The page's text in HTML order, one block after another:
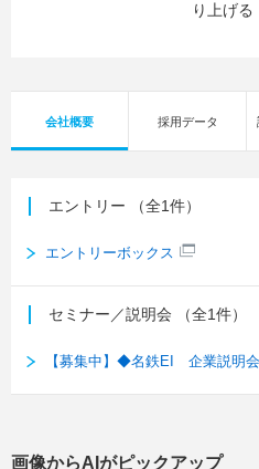
り上げる
会社概要 採用データ
エントリー （全1件）
エントリーボックス
セミナー／説明会 （全1件）
【募集中】◆名鉄EI 企業説明
画像からAIがピックアップ